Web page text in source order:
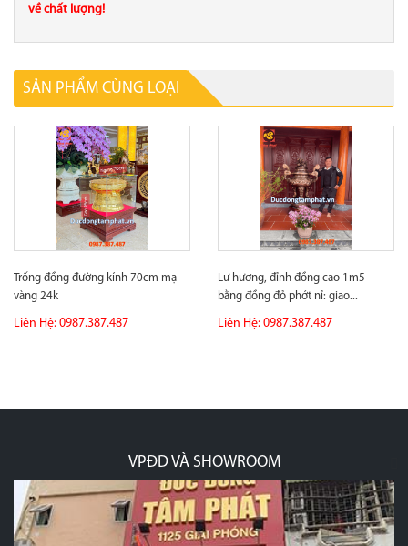
về chất lượng!
SẢN PHẨM CÙNG LOẠI
Trống đồng đường kính 70cm mạ
vàng 24k
Liên Hệ: 0987.387.487
Lư hương, đỉnh đồng cao 1m5
bằng đồng đỏ phớt nỉ: giao...
Liên Hệ: 0987.387.487
VPĐD VÀ SHOWROOM